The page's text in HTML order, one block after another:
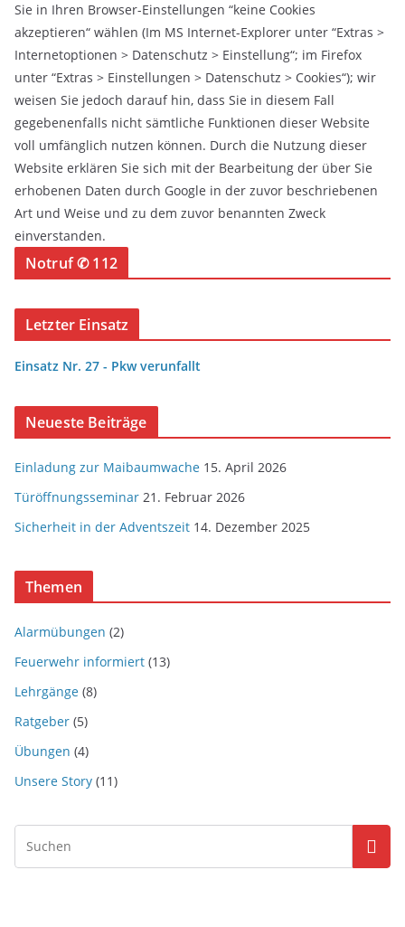
Sie in Ihren Browser-Einstellungen “keine Cookies
akzeptieren“ wählen (Im MS Internet-Explorer unter “Extras >
Internetoptionen > Datenschutz > Einstellung“; im Firefox
unter “Extras > Einstellungen > Datenschutz > Cookies“); wir
weisen Sie jedoch darauf hin, dass Sie in diesem Fall
gegebenenfalls nicht sämtliche Funktionen dieser Website
voll umfänglich nutzen können. Durch die Nutzung dieser
Website erklären Sie sich mit der Bearbeitung der über Sie
erhobenen Daten durch Google in der zuvor beschriebenen
Art und Weise und zu dem zuvor benannten Zweck
einverstanden.
Notruf ✆ 112
Letzter Einsatz
Einsatz Nr. 27 - Pkw verunfallt
Neueste Beiträge
Einladung zur Maibaumwache 15. April 2026
Türöffnungsseminar 21. Februar 2026
Sicherheit in der Adventszeit 14. Dezember 2025
Themen
Alarmübungen (2)
Feuerwehr informiert (13)
Lehrgänge (8)
Ratgeber (5)
Übungen (4)
Unsere Story (11)